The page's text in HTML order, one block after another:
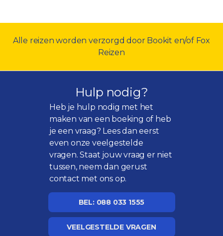
Alle reizen worden verzorgd door Bookit en/of Fox
Reizen
Hulp nodig?
Heb je hulp nodig met het
maken van een boeking of heb
je een vraag? Lees dan eerst
even onzeveelgestelde
vragen. Staat jouw vraag er niet
tussen, neem dan gerust
contact met ons op.
BEL: 088 033 1555
VEELGESTELDE VRAGEN